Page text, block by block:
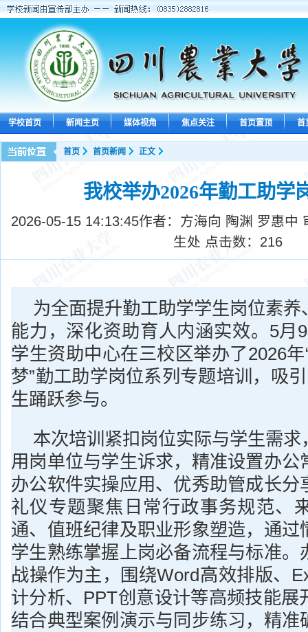
学校首页 新闻主页 媒体视角 焦点关注 首页置顶 首
首页 首页新闻 正文
我校举办2026年勤工助学
2026-05-15 14:13:45作者：方海向 陶渊 罗惠中
生处 点击数： 216
为全面提升勤工助学学生岗位素
能力，深化资助育人内涵实效。5月
学生资助中心在三校区举办了2026
梦”勤工助学岗位系列专题培训，吸
生踊跃参与。
本次培训紧扣岗位实际与学生需
用岗单位与学生诉求，精准设置办公
办公软件实操应用、优秀助管成长分
礼仪专题聚焦日常行政事务规范、
通、值班纪律及职业形象塑造，通过
学生熟练掌握上岗必备流程与标准。
战操作为主，围绕Word高效排版、
计分析、PPT创意设计等高频技能展
结合典型案例演示与同步练习，精准